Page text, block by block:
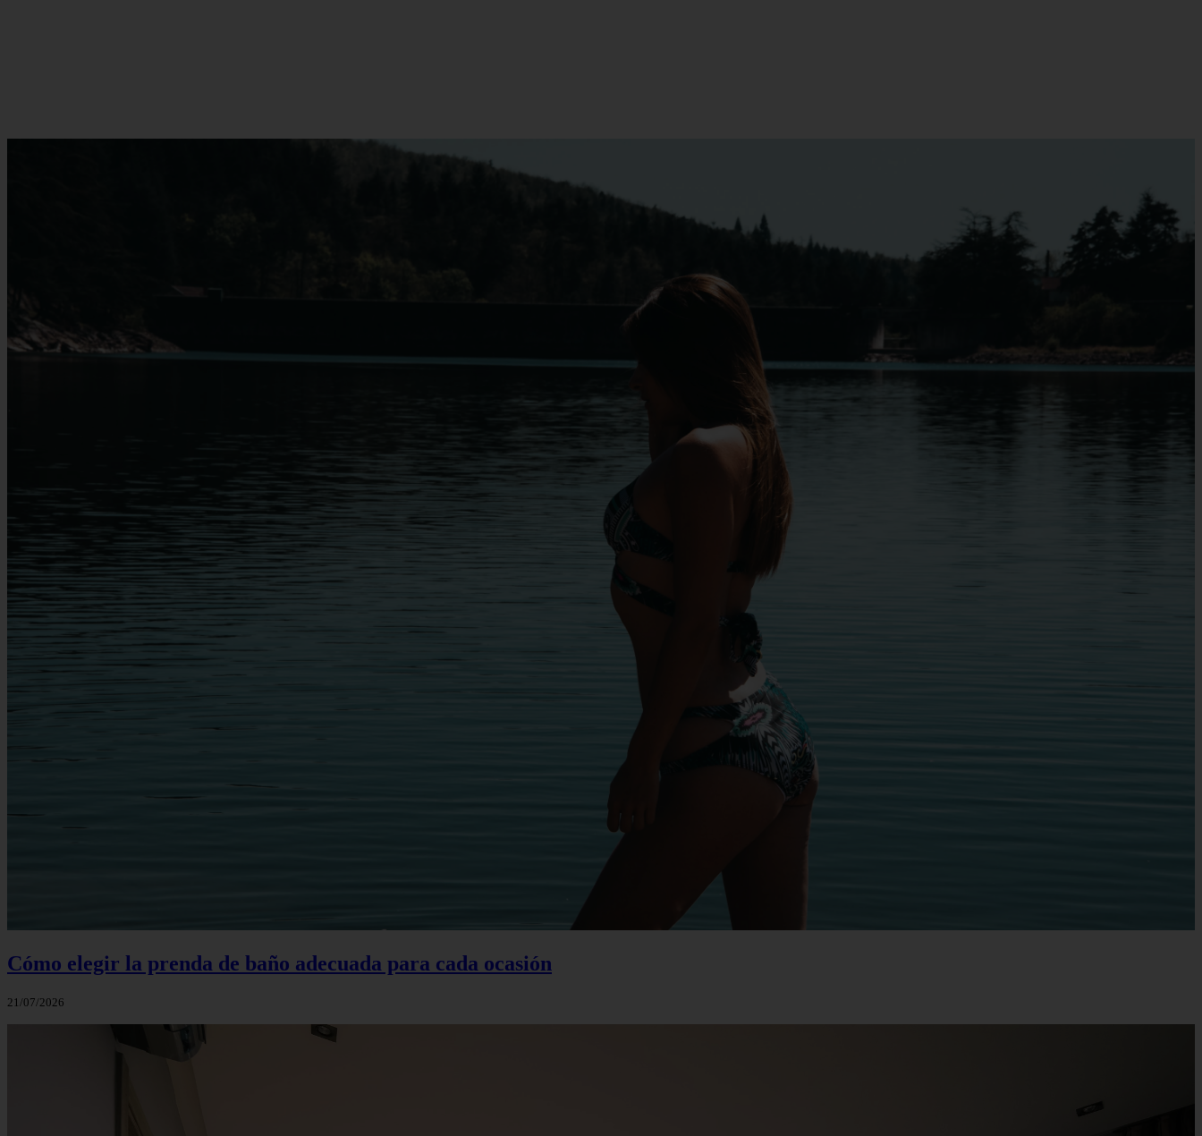
Cómo elegir la prenda de baño adecuada para cada ocasión
21/07/2026